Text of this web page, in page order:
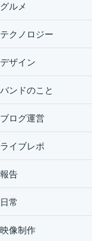
グルメ
テクノロジー
デザイン
バンドのこと
ブログ運営
ライブレポ
報告
日常
映像制作